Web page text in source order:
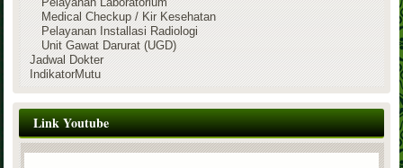
Medical Checkup / Kir Kesehatan
Pelayanan Installasi Radiologi
Unit Gawat Darurat (UGD)
Jadwal Dokter
IndikatorMutu
Link Youtube